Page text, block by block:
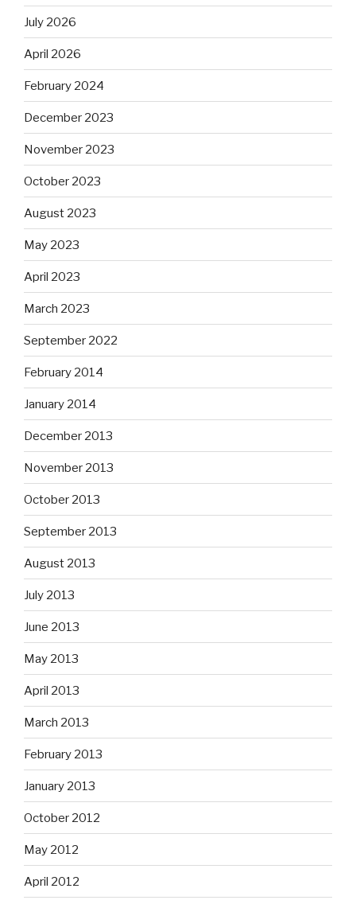
July 2026
April 2026
February 2024
December 2023
November 2023
October 2023
August 2023
May 2023
April 2023
March 2023
September 2022
February 2014
January 2014
December 2013
November 2013
October 2013
September 2013
August 2013
July 2013
June 2013
May 2013
April 2013
March 2013
February 2013
January 2013
October 2012
May 2012
April 2012